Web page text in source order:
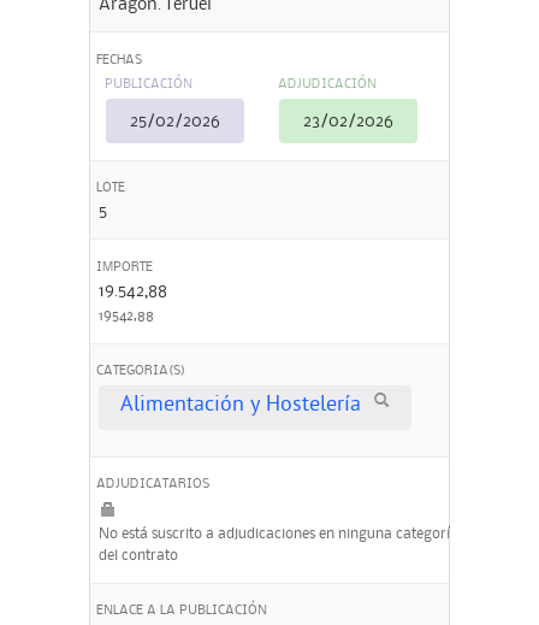
Aragón. Teruel
FECHAS
PUBLICACIÓN
25/02/2026
ADJUDICACIÓN
23/02/2026
LOTE
5
IMPORTE
19.542,88
19542,88
CATEGORIA(S)
Alimentación y Hostelería
ADJUDICATARIOS
No está suscrito a adjudicaciones en ninguna categoría
del contrato
ENLACE A LA PUBLICACIÓN